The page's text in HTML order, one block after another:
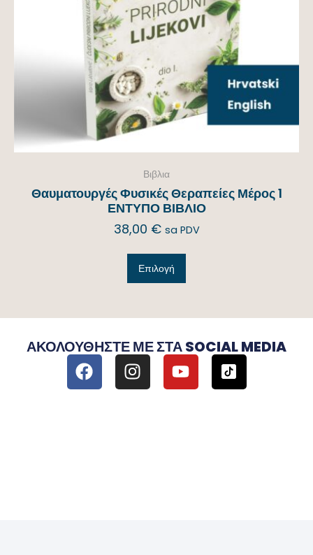
Βιβλια
Θαυματουργές Φυσικές Θεραπείες Μέρος 1
ΕΝΤΥΠΟ ΒΙΒΛΙΟ
38,00 € sa PDV
Επιλογή
ΑΚΟΛΟΥΘΉΣΤΕ ΜΕ ΣΤΑ SOCIAL MEDIA